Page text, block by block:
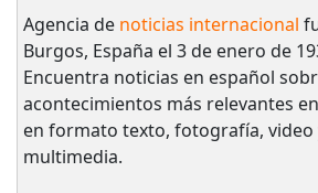
Agencia de noticias internacional
Burgos, España el 3 de enero de
Encuentra noticias en español
acontecimientos más relevantes
en formato texto, fotografía, video
multimedia.